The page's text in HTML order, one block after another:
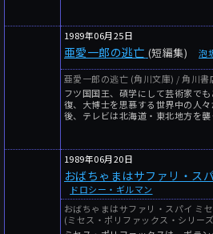
1989年06月25日
亜愛一郎の逃亡 (短編集) 泡
亜愛一郎の逃亡 (角川文庫) / 角川書
フツ国国王、碩学にして芸術家で
復、大博士を思慕する世界中の人
後、テレビは北海道・東北地方を
1989年06月20日
おばちゃまはサファリ・ス
ドロシー・ギルマン
おばちゃまはサファリ・スパイ ミ
(ミセス・ポリファックス・シリー